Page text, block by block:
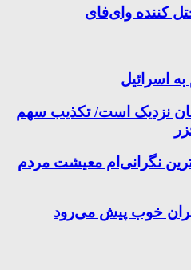
کننده وای‌فای
اسرائیل
نزدیک است/ تکذیب سهم
نگرانی‌ام معیشت مردم
خوب پیش می‌رود